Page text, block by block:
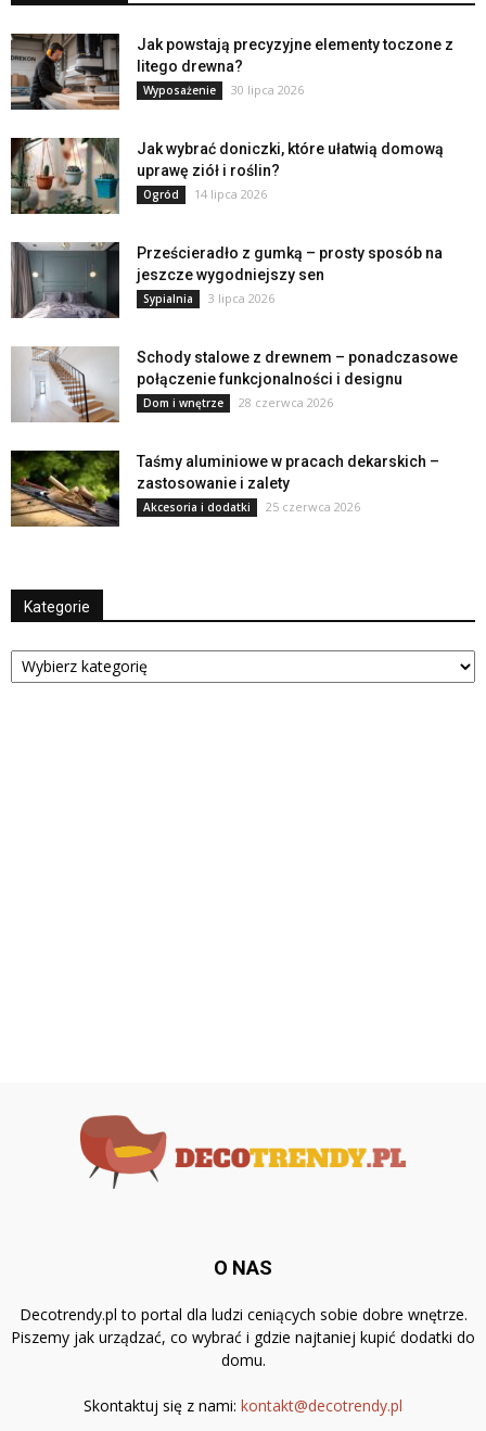
Jak powstają precyzyjne elementy toczone z
litego drewna?
Wyposażenie 30 lipca 2026
Jak wybrać doniczki, które ułatwią domową
uprawę ziół i roślin?
Ogród 14 lipca 2026
Prześcieradło z gumką – prosty sposób na
jeszcze wygodniejszy sen
Sypialnia 3 lipca 2026
Schody stalowe z drewnem – ponadczasowe
połączenie funkcjonalności i designu
Dom i wnętrze 28 czerwca 2026
Taśmy aluminiowe w pracach dekarskich –
zastosowanie i zalety
Akcesoria i dodatki 25 czerwca 2026
Kategorie
Kategorie
O NAS
Decotrendy.pl to portal dla ludzi ceniących sobie dobre wnętrze.
Piszemy jak urządzać, co wybrać i gdzie najtaniej kupić dodatki do
domu.
Skontaktuj się z nami: kontakt@decotrendy.pl